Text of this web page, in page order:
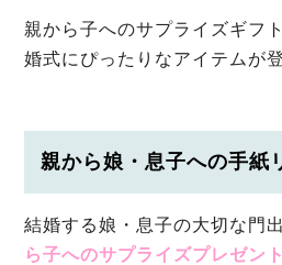
親から子へのサプライズギフ
婚式にぴったりなアイテムが
親から娘・息子への手紙
結婚する娘・息子の大切な門
ら子へのサプライズプレゼント